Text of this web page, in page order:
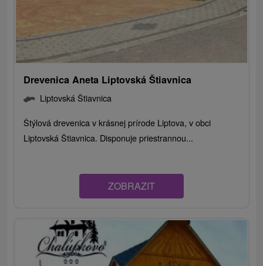
Drevenica Aneta Liptovská Štiavnica
Liptovská Štiavnica
Štýlová drevenica v krásnej prírode Liptova, v obci
Liptovská Štiavnica. Disponuje priestrannou...
ZOBRAZIT